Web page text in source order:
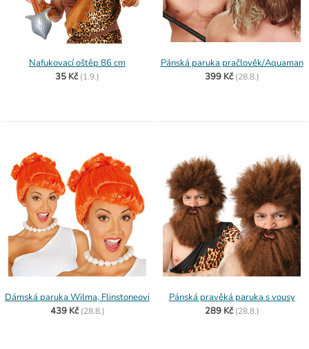
Nafukovací oštěp 86 cm
35 Kč (1.9.)
Pánská paruka pračlověk/Aquaman
399 Kč (28.8.)
Dámská paruka Wilma, Flinstoneovi
439 Kč (28.8.)
Pánská pravěká paruka s vousy
289 Kč (28.8.)